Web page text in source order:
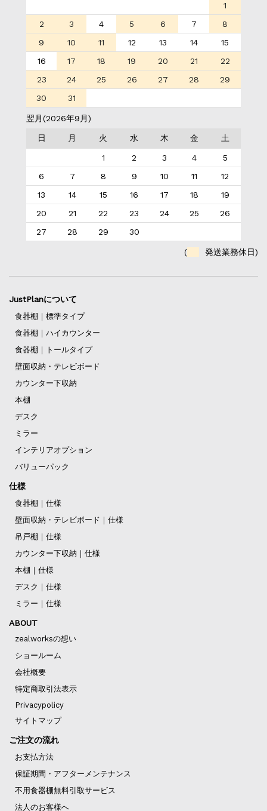
1
2
3 4 5 6 7
8
9
10 11 12 13 14
15
16
17 18 19 20 21
22
23
24 25 26 27 28
29
30
31
翌月(2026年9月)
日 月 火 水 木 金 土
1 2 3 4
5
6
7 8 9 10 11
12
13
14 15 16 17 18
19
20
21 22 23 24 25
26
27
28 29 30
( 発送業務休日)
JustPlanについて
食器棚｜標準タイプ
食器棚｜ハイカウンター
食器棚｜トールタイプ
壁面収納・テレビボード
カウンター下収納
本棚
デスク
ミラー
インテリアオプション
バリューパック
仕様
食器棚｜仕様
壁面収納・テレビボード｜仕様
吊戸棚｜仕様
カウンター下収納｜仕様
本棚｜仕様
デスク｜仕様
ミラー｜仕様
ABOUT
zealworksの想い
ショールーム
会社概要
特定商取引法表示
Privacypolicy
サイトマップ
ご注文の流れ
お支払方法
保証期間・アフターメンテナンス
不用食器棚無料引取サービス
法人のお客様へ